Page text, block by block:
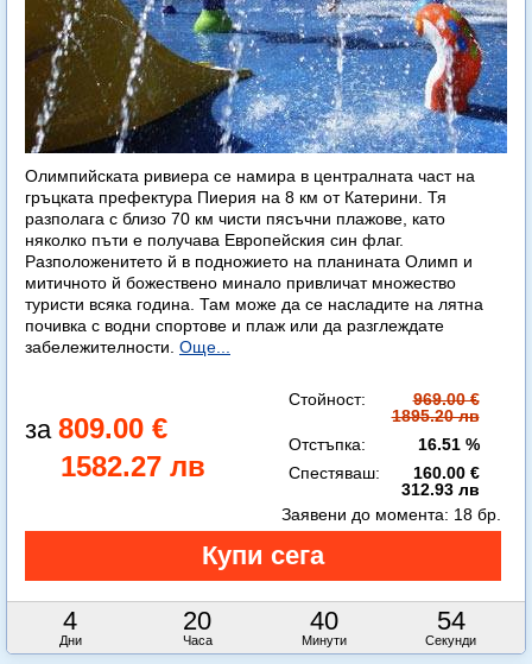
Олимпийската ривиера се намира в централната част на
гръцката префектура Пиерия на 8 км от Катерини. Тя
разполага с близо 70 км чисти пясъчни плажове, като
няколко пъти е получава Европейския син флаг.
Разположенитето й в подножието на планината Олимп и
митичното й божествено минало привличат множество
туристи всяка година. Там може да се насладите на лятна
почивка с водни спортове и плаж или да разглеждате
забележителности. Още...
809.00 €
1582.27 лв
Стойност:
969.00 €
1895.20 лв
Отстъпка:
16.51 %
Спестяваш:
160.00 €
312.93 лв
4
Дни
20
Часа
40
Минути
53
Секунди
Заявени до момента: 18 бр.